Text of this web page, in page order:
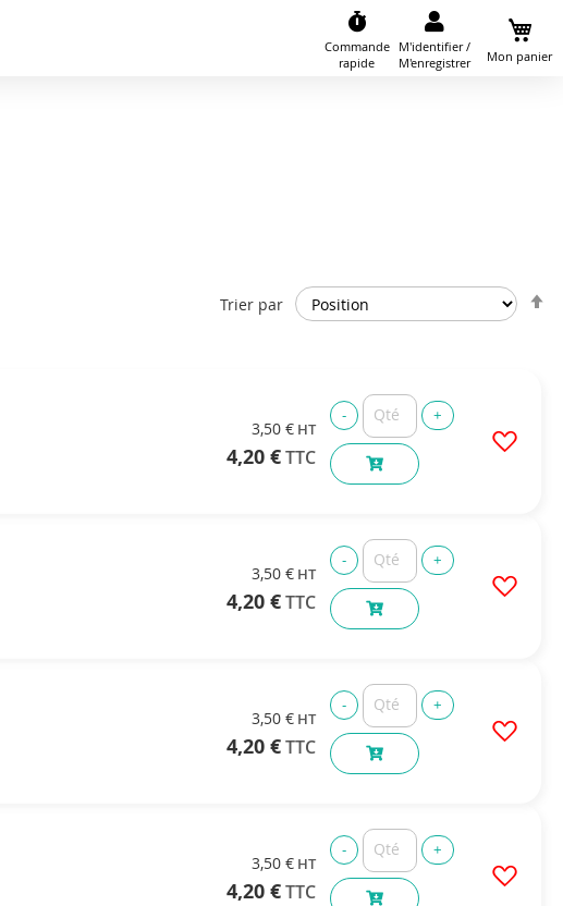
Commande
rapide
Mon panier
M'identifier /
M'enregistrer
Trier par
3,50 €
4,20 €
3,50 €
4,20 €
3,50 €
4,20 €
3,50 €
4,20 €